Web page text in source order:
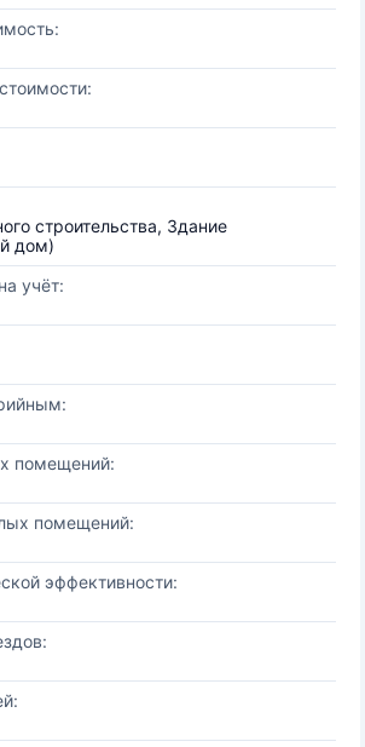
строительства, Здание
дом)
учёт:
помещений:
помещений:
эффективности: